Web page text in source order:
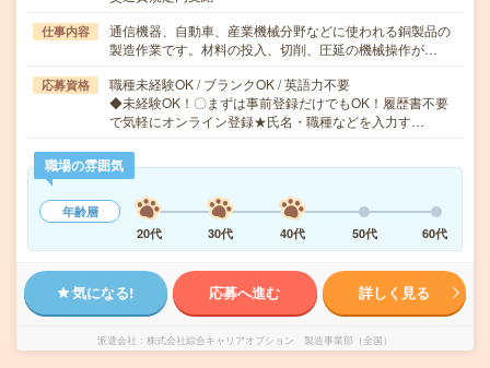
仕事内容
通信機器、自動車、産業機械分野などに使われる銅製品の
製造作業です。材料の投入、切削、圧延の機械操作が…
応募資格
職種未経験OK / ブランクOK / 英語力不要
◆未経験OK！〇まずは事前登録だけでもOK！履歴書不要
で気軽にオンライン登録★氏名・職種などを入力す…
職場の雰囲気
年齢層
20代
30代 40代 50代 60代
気になる! 応募へ進む 詳しく見る
派遣会社 株式会社綜合キャリアオプション 製造事業部（全国）